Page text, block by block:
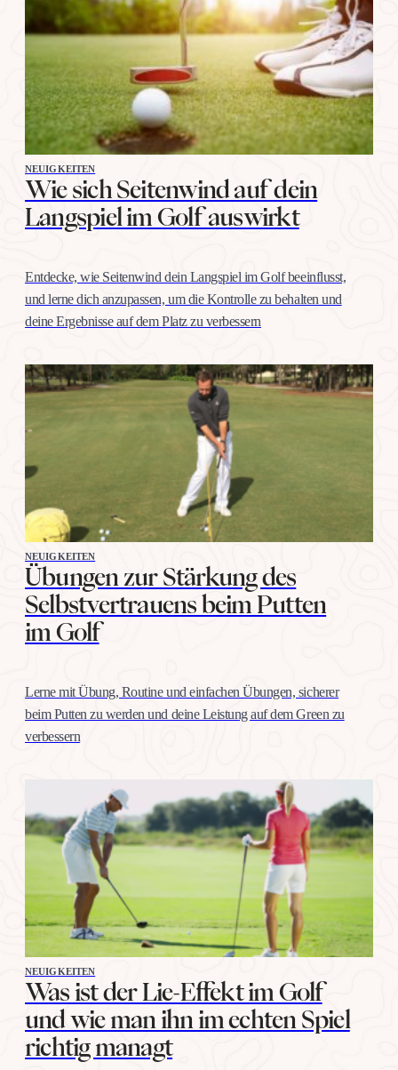
NEUIGKEITEN
Wie sich Seitenwind auf dein
Langspiel im Golf auswirkt
Entdecke, wie Seitenwind dein Langspiel im Golf beeinflusst,
und lerne dich anzupassen, um die Kontrolle zu behalten und
deine Ergebnisse auf dem Platz zu verbessern
NEUIGKEITEN
Übungen zur Stärkung des
Selbstvertrauens beim Putten
im Golf
Lerne mit Übung, Routine und einfachen Übungen, sicherer
beim Putten zu werden und deine Leistung auf dem Green zu
verbessern
NEUIGKEITEN
Was ist der Lie-Effekt im Golf
und wie man ihn im echten Spiel
richtig managt